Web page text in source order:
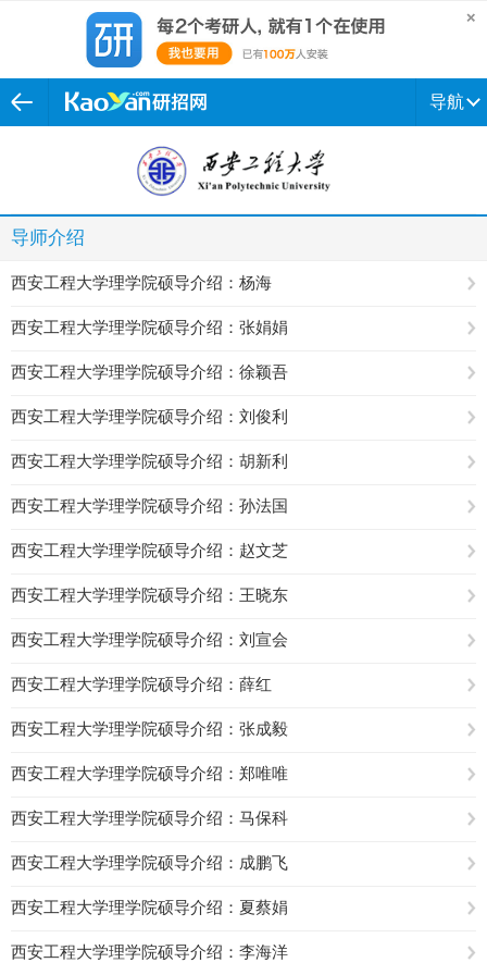
导航
导师介绍
西安工程大学理学院硕导介绍：杨海
西安工程大学理学院硕导介绍：张娟娟
西安工程大学理学院硕导介绍：徐颖吾
西安工程大学理学院硕导介绍：刘俊利
西安工程大学理学院硕导介绍：胡新利
西安工程大学理学院硕导介绍：孙法国
西安工程大学理学院硕导介绍：赵文芝
西安工程大学理学院硕导介绍：王晓东
西安工程大学理学院硕导介绍：刘宣会
西安工程大学理学院硕导介绍：薛红
西安工程大学理学院硕导介绍：张成毅
西安工程大学理学院硕导介绍：郑唯唯
西安工程大学理学院硕导介绍：马保科
西安工程大学理学院硕导介绍：成鹏飞
西安工程大学理学院硕导介绍：夏蔡娟
西安工程大学理学院硕导介绍：李海洋